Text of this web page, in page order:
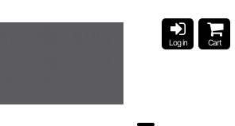
Log in Cart